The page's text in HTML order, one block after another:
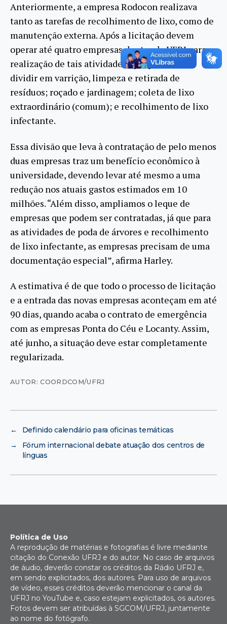
Anteriormente, a empresa Rodocon realizava
tanto as tarefas de recolhimento de lixo, como de
manutenção externa. Após a licitação devem
operar até quatro empresas dentro da UFRJ para a
realização de tais atividades, que passam a se
dividir em varrição, limpeza e retirada de
resíduos; roçado e jardinagem; coleta de lixo
extraordinário (comum); e recolhimento de lixo
infectante.
Essa divisão que leva à contratação de pelo menos
duas empresas traz um benefício econômico à
universidade, devendo levar até mesmo a uma
redução nos atuais gastos estimados em 10
milhões. “Além disso, ampliamos o leque de
empresas que podem ser contratadas, já que para
as atividades de poda de árvores e recolhimento
de lixo infectante, as empresas precisam de uma
documentação especial”, afirma Harley.
A estimativa é de que todo o processo de licitação
e a entrada das novas empresas aconteçam em até
90 dias, quando acaba o contrato de emergência
com as empresas Ponta do Céu e Locanty. Assim,
até junho, a situação deve estar completamente
regularizada.
AUTOR: COORDCOM/UFRJ
←
Definido calendário para oficinas temáticas
→
Fórum internacional debate atuação dos centros de
línguas
Política de Uso
A reprodução de matérias e fotografias é livre mediante
citação do Conexão UFRJ e do autor. No caso de arquivos
de áudio, deverão constar os créditos da Rádio UFRJ e,
em sendo explicitados, dos autores. Para uso de arquivos
de vídeo, esses créditos deverão mencionar o canal da
UFRJ no YouTube e, caso estejam explicitados, os autores.
Fotos devem ser atribuídas à SGCOM/UFRJ, juntamente
ao nome do fotógrafo.